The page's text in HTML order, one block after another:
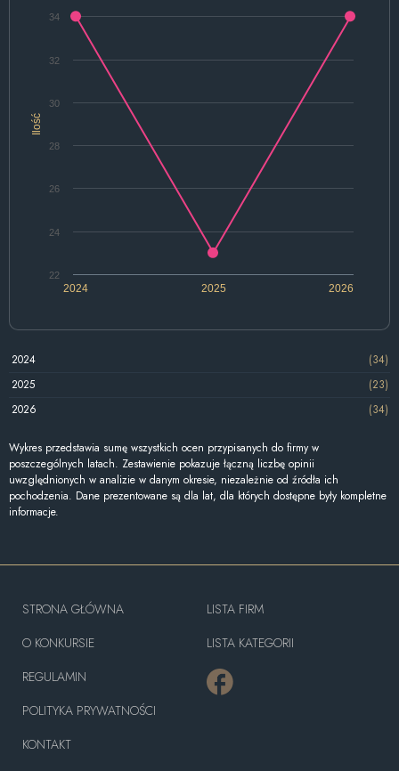
Ilość
2024 2025 2026
22
24
26
28
30
32
34
2024
(34)
2025
(23)
2026
(34)
Wykres przedstawia sumę wszystkich ocen przypisanych do firmy w
poszczególnych latach. Zestawienie pokazuje łączną liczbę opinii
uwzględnionych w analizie w danym okresie, niezależnie od źródła ich
pochodzenia. Dane prezentowane są dla lat, dla których dostępne były kompletne
informacje.
STRONA GŁÓWNA
O KONKURSIE
REGULAMIN
POLITYKA PRYWATNOŚCI
KONTAKT
LISTA FIRM
LISTA KATEGORII